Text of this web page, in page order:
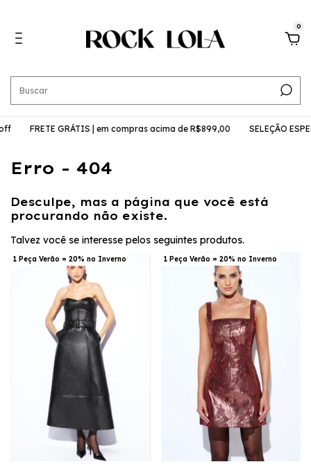
0
FRETE GRÁTIS | em compras acima de R$899,00 SELEÇÃO
Erro - 404
Desculpe, mas a página que você está
procurando não existe.
Talvez você se interesse pelos seguintes produtos.
1 Peça Verão = 20% no Inverno 1 Peça Verão = 20% no Inverno